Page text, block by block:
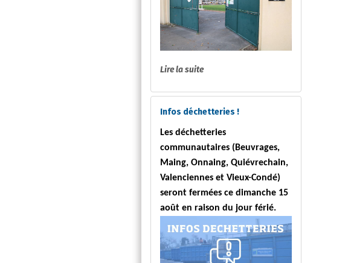
Lire la suite
Infos déchetteries !
Les déchetteries
communautaires (Beuvrages,
Maing, Onnaing, Quiévrechain,
Valenciennes et Vieux-Condé)
seront fermées ce dimanche 15
août en raison du jour férié.